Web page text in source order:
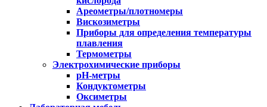
Ареометры/плотномеры
Вискозиметры
Приборы для определения температуры
плавления
Термометры
Электрохимические приборы
pH-метры
Кондуктометры
Оксиметры